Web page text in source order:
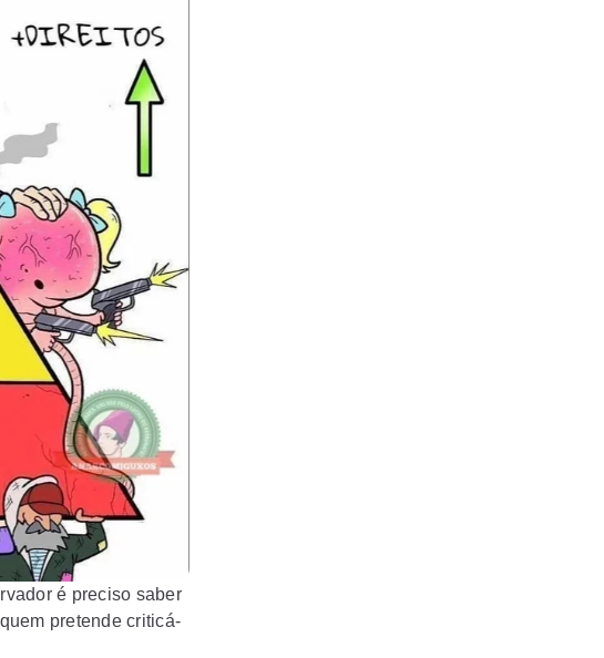
é preciso saber
pretende criticá-